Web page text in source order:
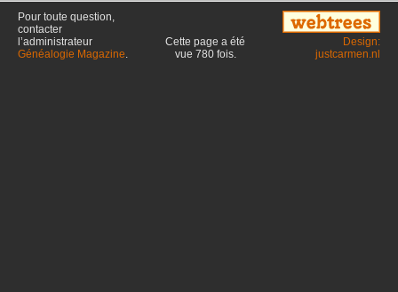
Pour toute question,
contacter
l’administrateur
Généalogie Magazine.
Cette page a été
vue 780fois.
Design:
justcarmen.nl